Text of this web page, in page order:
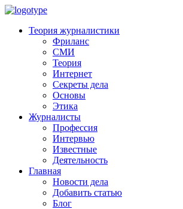
Теория журналистики
Фриланс
СМИ
Теория
Интернет
Секреты дела
Основы
Этика
Журналисты
Профессия
Интервью
Известные
Деятельность
Главная
Новости дела
Добавить статью
Блог